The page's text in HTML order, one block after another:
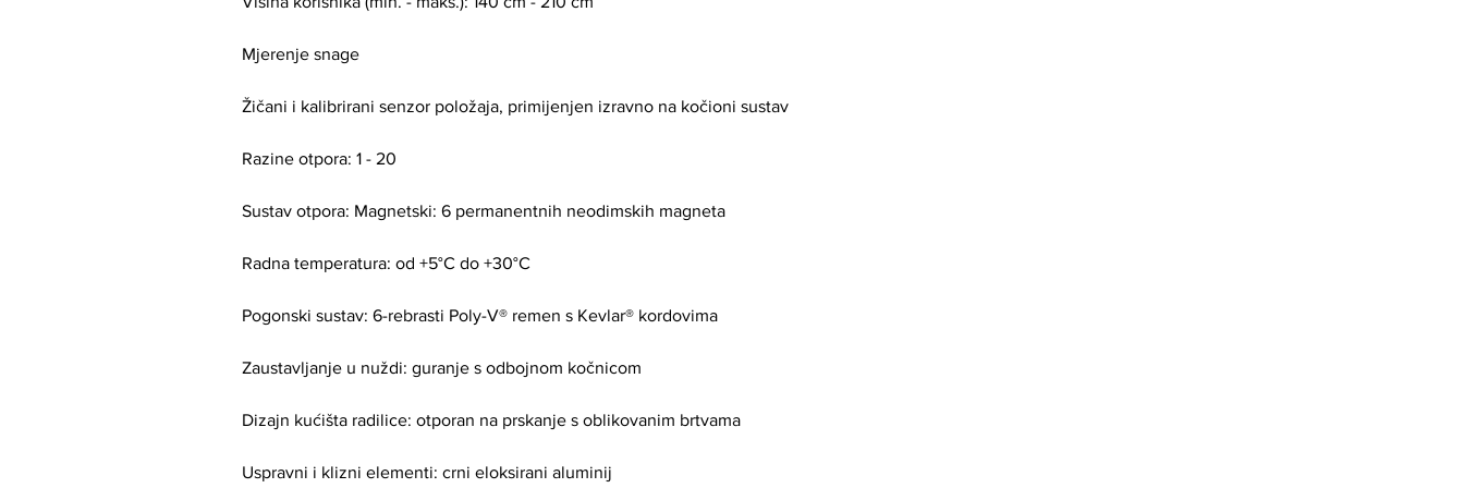
Mjerenje snage
Žičani i kalibrirani senzor položaja, primijenjen izravno na kočioni sustav
Razine otpora: 1 - 20
Sustav otpora: Magnetski: 6 permanentnih neodimskih magneta
Radna temperatura: od +5°C do +30°C
Pogonski sustav: 6-rebrasti Poly-V® remen s Kevlar® kordovima
Zaustavljanje u nuždi: guranje s odbojnom kočnicom
Dizajn kućišta radilice: otporan na prskanje s oblikovanim brtvama
Uspravni i klizni elementi: crni eloksirani aluminij